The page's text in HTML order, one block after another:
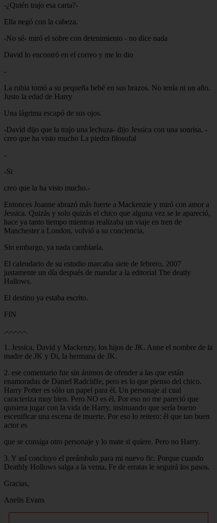
-¿Quién trajo esa carta?-
Ella negó con la cabeza.
-No sé- miró el sobre con detenimiento - no dice nada
David lo encontró en el correo y me lo dio
-
La rubia tomó a su pequeña bebé en sus brazos. No tenía ni un año.
Justo la edad de Harry
Una lágrima escapó de sus ojos.
-David dijo que la trajo una lechuza- dijo Jessica con una sonrisa. -
creo que ha visto mucho La piedra filosofal
-
-Si
creo que la ha visto mucho.-
Entonces Joanne abrazó más fuerte a Mackenzie y miró con amor a
Jessica. Quizás y solo quizás el chico que alguna vez se le apareció,
hace ya tanto tiempo mientras realizaba un viaje en tren de
Manchester a London, volvió a su conciencia.
Sin embargo, ya nada cambiaría.
El calendario de su estudio marcaba siete de febrero, 2007
justamente un día después de mandar a la editorial The deatly
Hallows.
El destino ya estaba escrito.
FIN
.-.-.-.-.-.
1. Jessica, David y Mackenzy, los hijos de JK. Anne el nombre de la
madre de JK y Di, la hermana de JK.
2. ese comentario fue sin ánimos de ofender a las que están
enamoradas de Daniel Radcliffe, pero es lo que pienso del chico.
Harry Potter es sólo un papel para él. Un personaje al cual
caracteriza muy bien. Pero NO es él. Por eso no me pareció que
quisiera jugar con la vida de Harry, insinuando que sería bueno
escenificar una escena de muerte. Por eso lo reitero: él que tan buen
actor es
que se consiga otro personaje y lo mate si quiere. Pero no Harry.
3. Y así concluyo el preámbulo para mi nuevo fic. Porque cuando
Deathly Hollows salga a la venta, Fe de erratas le seguirá los pasos.
Gracias,
Anelis Evans